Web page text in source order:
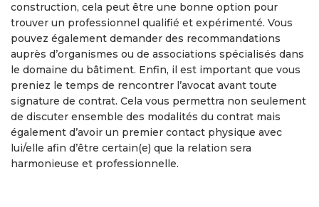
construction, cela peut être une bonne option pour
trouver un professionnel qualifié et expérimenté. Vous
pouvez également demander des recommandations
auprès d’organismes ou de associations spécialisés dans
le domaine du bâtiment. Enfin, il est important que vous
preniez le temps de rencontrer l’avocat avant toute
signature de contrat. Cela vous permettra non seulement
de discuter ensemble des modalités du contrat mais
également d’avoir un premier contact physique avec
lui/elle afin d’être certain(e) que la relation sera
harmonieuse et professionnelle.